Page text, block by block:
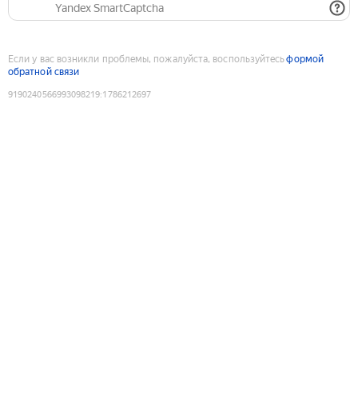
Yandex SmartCaptcha
Если у вас возникли проблемы, пожалуйста, воспользуйтесьформой
обратной связи
9190240566993098219:1786212697